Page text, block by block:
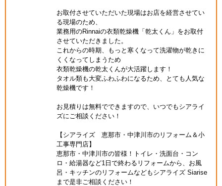
お取付させていただいた現場はお店を経営させてい
る現場のため、
業務用のRinnaiの衣類乾燥機「乾太くん」をお取付
させていただきました。
これからの時期、もっと寒くなって洗濯物が乾きに
くくなってしまうため
衣類乾燥機の乾太くんが大活躍します！
タオル類も大変ふわふわになるため、とても人気な
乾燥機です！
お見積りは無料でできますので、いつでもシアライ
ズにご相談ください！
【シアライズ 恵那市・中津川市のリフォーム＆小
工事専門店】
恵那市・中津川市の皆様！トイレ・洗面台・コン
ロ・給湯器など1日で終わるリフォームから、お風
呂・キッチンのリフォームなどもシアライズ Siarise
まで是非ご相談ください！